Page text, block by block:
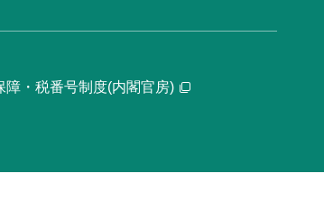
障・税番号制度(内閣官房)